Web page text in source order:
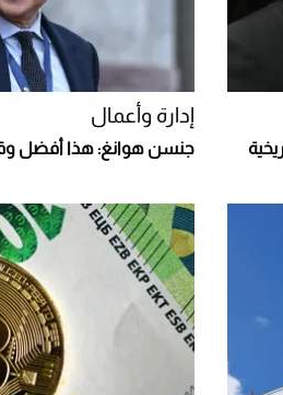
إدارة وأعمال
جنسن هوانغ: هذا أفضل